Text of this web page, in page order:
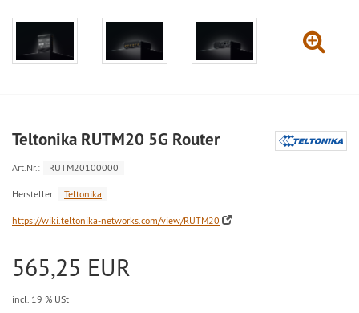
Teltonika RUTM20 5G Router
Art.Nr.: RUTM20100000
Hersteller: Teltonika
https://wiki.teltonika-networks.com/view/RUTM20
565,25 EUR
incl. 19 % USt